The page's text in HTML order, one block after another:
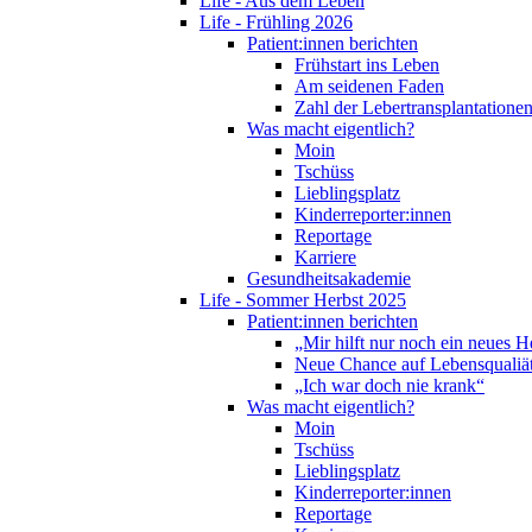
Life - Frühling 2026
Patient:innen berichten
Frühstart ins Leben
Am seidenen Faden
Zahl der
Was macht eigentlich?
Moin
Tschüss
Lieblingsplatz
Kinderreporter:innen
Reportage
Karriere
Gesundheitsakademie
Life - Sommer Herbst 2025
Patient:innen berichten
„Mir hilft nur noch ein neues
Neue Chance auf
„Ich war doch nie krank“
Was macht eigentlich?
Moin
Tschüss
Lieblingsplatz
Kinderreporter:innen
Reportage